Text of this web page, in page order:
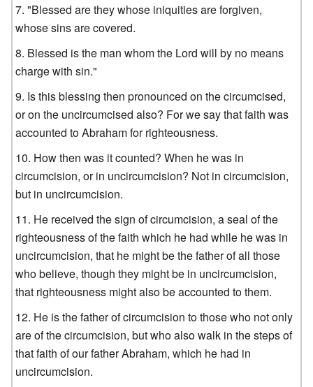
"Blessed are they whose iniquities are forgiven,
whose sins are covered.
Blessed is the man whom the Lord will by no means
charge with sin."
Is this blessing then pronounced on the circumcised,
or on the uncircumcised also? For we say that faith was
accounted to Abraham for righteousness.
How then was it counted? When he was in
circumcision, or in uncircumcision? Not in circumcision,
but in uncircumcision.
He received the sign of circumcision, a seal of the
righteousness of the faith which he had while he was in
uncircumcision, that he might be the father of all those
who believe, though they might be in uncircumcision,
that righteousness might also be accounted to them.
He is the father of circumcision to those who not only
are of the circumcision, but who also walk in the steps of
that faith of our father Abraham, which he had in
uncircumcision.